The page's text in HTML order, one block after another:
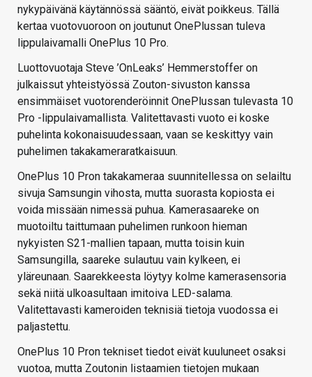
nykypäivänä käytännössä sääntö, eivät poikkeus. Tällä
kertaa vuotovuoroon on joutunut OnePlussan tuleva
lippulaivamalli OnePlus 10 Pro.
Luottovuotaja Steve ’OnLeaks’ Hemmerstoffer on
julkaissut yhteistyössä Zouton-sivuston kanssa
ensimmäiset vuotorenderöinnit OnePlussan tulevasta 10
Pro -lippulaivamallista. Valitettavasti vuoto ei koske
puhelinta kokonaisuudessaan, vaan se keskittyy vain
puhelimen takakameraratkaisuun.
OnePlus 10 Pron takakameraa suunnitellessa on selailtu
sivuja Samsungin vihosta, mutta suorasta kopiosta ei
voida missään nimessä puhua. Kamerasaareke on
muotoiltu taittumaan puhelimen runkoon hieman
nykyisten S21-mallien tapaan, mutta toisin kuin
Samsungilla, saareke sulautuu vain kylkeen, ei
yläreunaan. Saarekkeesta löytyy kolme kamerasensoria
sekä niitä ulkoasultaan imitoiva LED-salama.
Valitettavasti kameroiden teknisiä tietoja vuodossa ei
paljastettu.
OnePlus 10 Pron tekniset tiedot eivät kuuluneet osaksi
vuotoa, mutta Zoutonin listaamien tietojen mukaan